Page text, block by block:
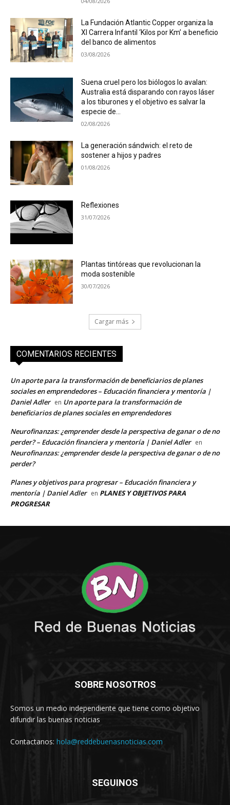
SOBRE NOSOTROS
Somos un medio independiente que tiene como objetivo
difundir las buenas noticias
Contactanos: hola@reddebuenasnoticias.com
SEGUINOS